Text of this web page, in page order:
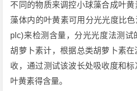
不同的物质来调控小球藻合成叶
藻体内的叶黄素可用分光光度比
plc)来检测含量，分光光度法测试
胡萝卜素计，根据总类胡萝卜素
收，通过测试该波长处吸收度和
叶黄素得含量。